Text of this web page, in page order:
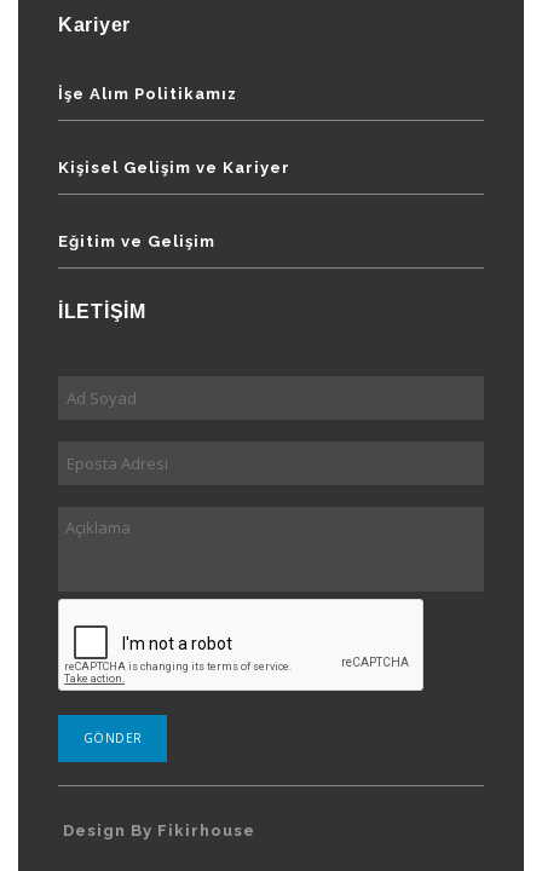
Kariyer
İşe Alım Politikamız
Kişisel Gelişim ve Kariyer
Eğitim ve Gelişim
İLETİŞİM
Design By Fikirhouse